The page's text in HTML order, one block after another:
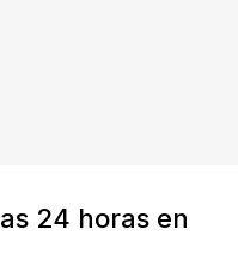
24 horas en